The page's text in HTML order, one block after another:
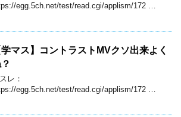
egg.5ch.net/test/read.cgi/applism/172 …
学マス】コントラストMVクソ出来よく
レ：
egg.5ch.net/test/read.cgi/applism/172 …